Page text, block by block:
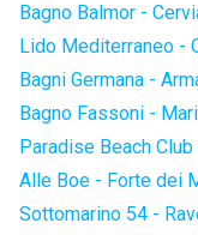
Bagno Balmor -
Lido Mediterraneo -
Bagni Germana -
Bagno Fassoni -
Paradise Beach
Alle Boe - Forte dei
Sottomarino 54 -